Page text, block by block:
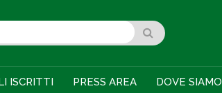
ISCRITTI PRESS AREA DOVE SIAMO